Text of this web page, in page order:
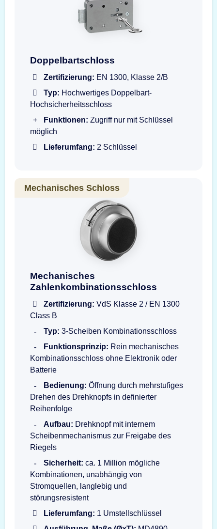
Doppelbartschloss mit Schlüssel
Doppelbartschloss
Zertifizierung: EN 1300, Klasse 2/B
Typ: Hochwertiges Doppelbart-
Hochsicherheitsschloss
Funktionen: Zugriff nur mit Schlüssel
möglich
Lieferumfang: 2 Schlüssel
Mechanisches Schloss
Mechanisches Zahlenkombinationsschloss
Mechanisches
Zahlenkombinationsschloss
Zertifizierung: VdS Klasse 2 / EN 1300
Class B
Typ: 3-Scheiben Kombinationsschloss
Funktionsprinzip: Rein mechanisches
Kombinationsschloss ohne Elektronik oder
Batterie
Bedienung: Öffnung durch mehrstufiges
Drehen des Drehknopfs in definierter
Reihenfolge
Aufbau: Drehknopf mit internem
Scheibenmechanismus zur Freigabe des
Riegels
Sicherheit: ca. 1 Million mögliche
Kombinationen, unabhängig von
Stromquellen, langlebig und
störungsresistent
Lieferumfang: 1 Umstellschlüssel